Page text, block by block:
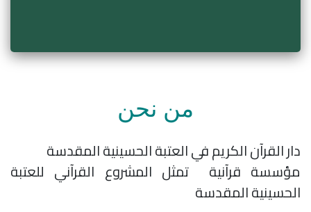
من نحن
دار القرآن الكريم في العتبة الحسينية المقدسة
مؤسسة قرآنية تمثل المشروع القرآني للعتبة
الحسينية المقدسة